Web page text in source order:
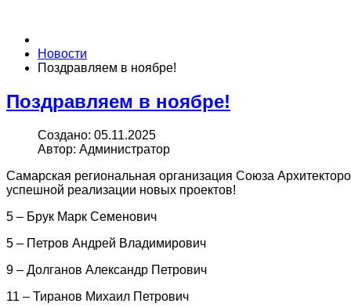
Новости
Поздравляем в ноябре!
Поздравляем в ноябре!
Создано: 05.11.2025
Автор: Администратор
Самарская региональная организация Союза
успешной реализации новых проектов!
5 – Брук Марк Семенович
5 – Петров Андрей Владимирович
9 – Долганов Александр Петрович
11 – Тиранов Михаил Петрович